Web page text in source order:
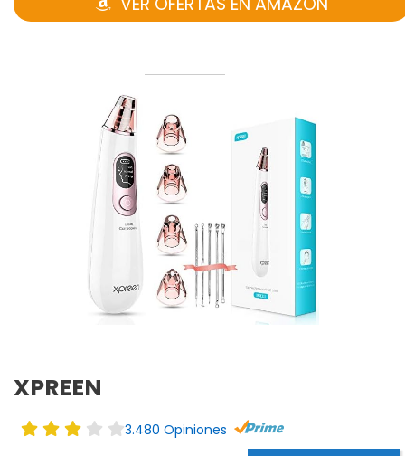
XPREEN
3.480 Opiniones